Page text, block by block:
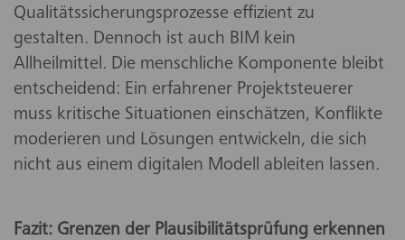
Qualitätssicherungsprozesse effizient zu
gestalten. Dennoch ist auch BIM kein
Allheilmittel. Die menschliche Komponente bleibt
entscheidend: Ein erfahrener Projektsteuerer
muss kritische Situationen einschätzen, Konflikte
moderieren und Lösungen entwickeln, die sich
nicht aus einem digitalen Modell ableiten lassen.
Fazit: Grenzen der Plausibilitätsprüfung erkennen